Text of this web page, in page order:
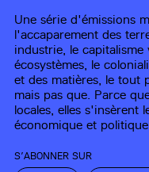
Une série d'émissions
l'accaparement des
industrie, le
écosystèmes, le
et des matières, le tout
mais pas que. Parce
locales, elles s'insèrent
économique et
S’ABONNER SUR